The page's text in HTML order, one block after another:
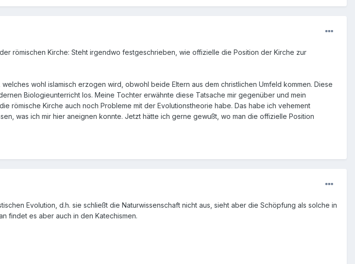
römischen Kirche: Steht irgendwo festgeschrieben, wie offizielle die Position der Kirche zur
wohl islamisch erzogen wird, obwohl beide Eltern aus dem christlichen Umfeld kommen. Diese
Biologieunterricht los. Meine Tochter erwähnte diese Tatsache mir gegenüber und mein
römische Kirche auch noch Probleme mit der Evolutionstheorie habe. Das habe ich vehement
was ich mir hier aneignen konnte. Jetzt hätte ich gerne gewußt, wo man die offizielle Position
Evolution, d.h. sie schließt die Naturwissenschaft nicht aus, sieht aber die Schöpfung als solche in
findet es aber auch in den Katechismen.